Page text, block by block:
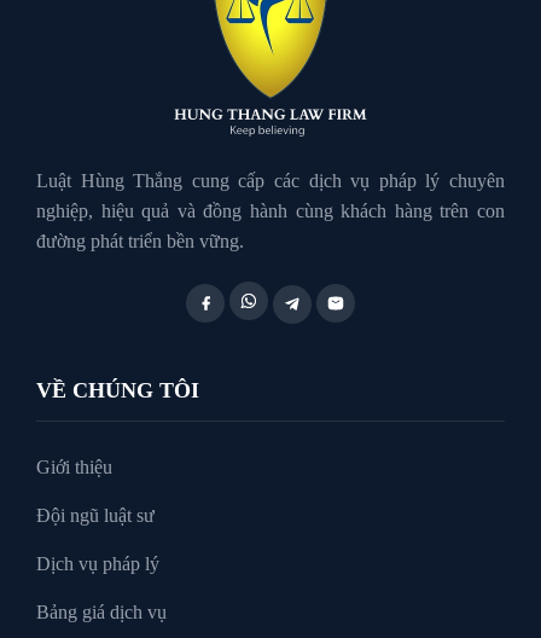
Luật Hành Chính
Luật Hôn Nhân Gia Đình
Xin tại ngoại
Luật Hùng Thắng cung cấp các dịch vụ pháp lý chuyên
nghiệp, hiệu quả và đồng hành cùng khách hàng trên con
đường phát triển bền vững.
VỀ CHÚNG TÔI
Giới thiệu
Đội ngũ luật sư
Dịch vụ pháp lý
Bảng giá dịch vụ